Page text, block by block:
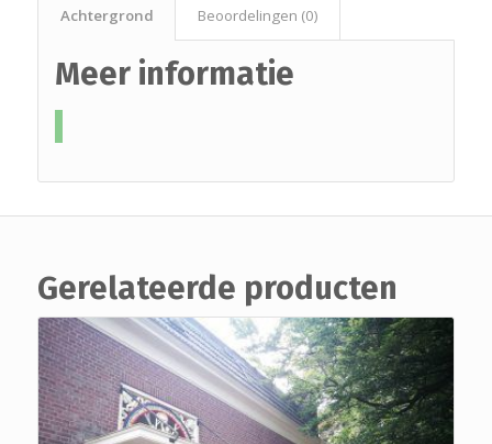
Achtergrond Beoordelingen (0)
Meer informatie
Gerelateerde producten